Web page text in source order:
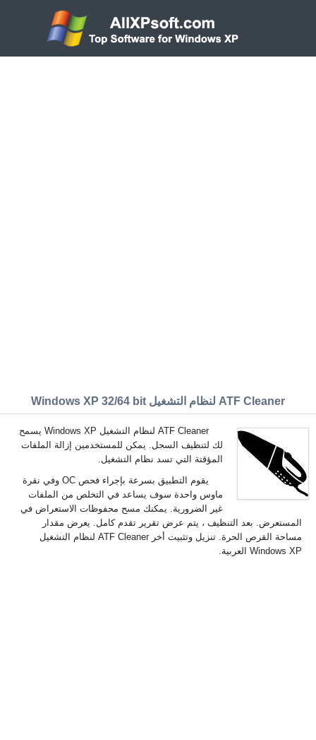
ATF Cleaner لنظام التشغيل Windows XP 32/64 bit
ATF Cleaner لنظام التشغيل Windows XP يسمح
لك لتنظيف السجل. يمكن للمستخدمين إزالة الملفات
المؤقتة التي تسد نظام التشغيل.
يقوم التطبيق بسرعة بإجراء فحص OC وفي نقرة
ماوس واحدة سوف يساعد في التخلص من الملفات
غير الضرورية. يمكنك مسح محفوظات الاستعراض في
المستعرض. بعد التنظيف ، يتم عرض تقرير تقدم كامل. يعرض مقدار
مساحة القرص الحرة. تنزيل وتثبيت أخر ATF Cleaner لنظام التشغيل
Windows XP العربية.